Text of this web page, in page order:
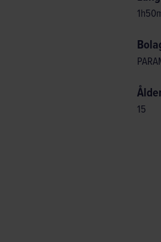
1h50
15